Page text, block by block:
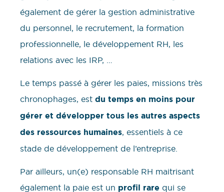
également de gérer la gestion administrative
du personnel, le recrutement, la formation
professionnelle, le développement RH, les
relations avec les IRP, …
Le temps passé à gérer les paies, missions très
chronophages, est du temps en moins pour
gérer et développer tous les autres aspects
des ressources humaines, essentiels à ce
stade de développement de l’entreprise.
Par ailleurs, un(e) responsable RH maitrisant
également la paie est un profil rare qui se